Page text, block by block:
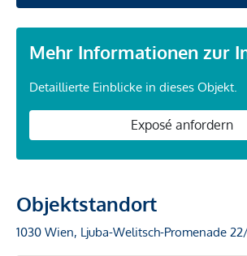
Mehr Informationen zur
Detaillierte Einblicke in dieses Objekt.
Exposé anfordern
Objektstandort
1030 Wien, Ljuba-Welitsch-Promenade